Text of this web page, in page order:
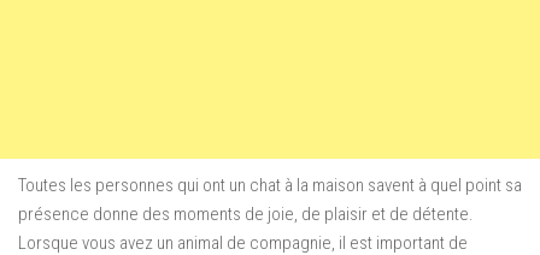
Toutes les personnes qui ont un chat à la maison savent à quel point sa
présence donne des moments de joie, de plaisir et de détente.
Lorsque vous avez un animal de compagnie, il est important de